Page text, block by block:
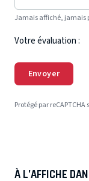
Jamais affiché, jamais
Votre évaluation :
Envoyer
Protégé par reCAPTCHA
À L’AFFICHE